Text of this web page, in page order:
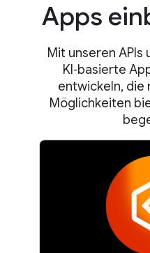
Apps
Mit unseren APIs
KI‑basierte
entwickeln, die
Möglichkeiten